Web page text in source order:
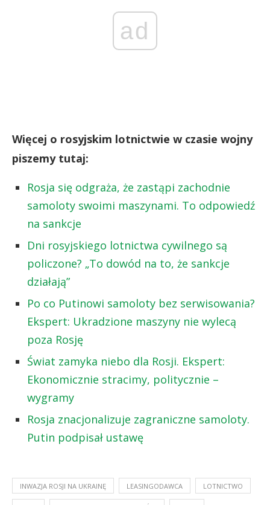
ad
Więcej o rosyjskim lotnictwie w czasie wojny
piszemy tutaj:
Rosja się odgraża, że zastąpi zachodnie
samoloty swoimi maszynami. To odpowiedź
na sankcje
Dni rosyjskiego lotnictwa cywilnego są
policzone? „To dowód na to, że sankcje
działają”
Po co Putinowi samoloty bez serwisowania?
Ekspert: Ukradzione maszyny nie wylecą
poza Rosję
Świat zamyka niebo dla Rosji. Ekspert:
Ekonomicznie stracimy, politycznie –
wygramy
Rosja znacjonalizuje zagraniczne samoloty.
Putin podpisał ustawę
INWAZJA ROSJI NA UKRAINĘ LEASINGODAWCA LOTNICTWO